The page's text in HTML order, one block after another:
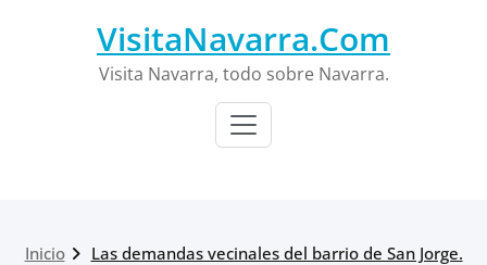
VisitaNavarra.Com
Visita Navarra, todo sobre Navarra.
Inicio Las demandas vecinales del barrio de San Jorge.